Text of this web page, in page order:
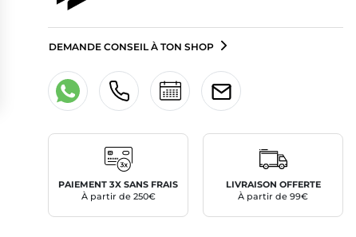
DEMANDE CONSEIL À TON SHOP
PAIEMENT 3X SANS FRAIS
À partir de 250€
LIVRAISON OFFERTE
À partir de 99€